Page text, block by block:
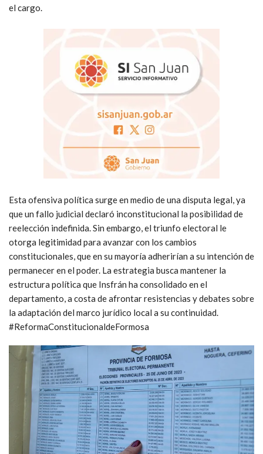
el cargo.
Esta ofensiva política surge en medio de una disputa legal, ya
que un fallo judicial declaró inconstitucional la posibilidad de
reelección indefinida. Sin embargo, el triunfo electoral le
otorga legitimidad para avanzar con los cambios
constitucionales, que en su mayoría adherirían a su intención de
permanecer en el poder. La estrategia busca mantener la
estructura política que Insfrán ha consolidado en el
departamento, a costa de afrontar resistencias y debates sobre
la adaptación del marco jurídico local a su continuidad.
#ReformaConstitucionaldeFormosa